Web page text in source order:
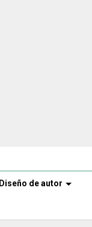
Diseño de autor